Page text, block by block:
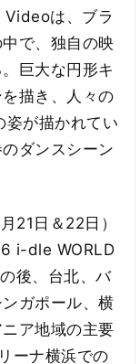
は、ブラ
で、独自の映
巨大な円形キ
描き、人々の
が描かれてい
ダンスシーン
21日＆22日）
i-dle WORLD
後、台北、バ
ガポール、横
ア地域の主要
ーナ横浜での